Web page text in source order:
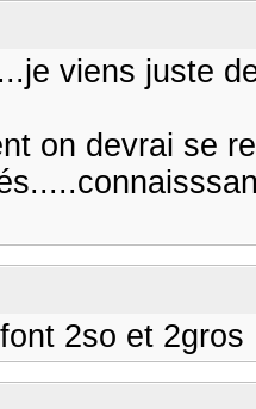
viens juste
on devrai se
2so et 2gros